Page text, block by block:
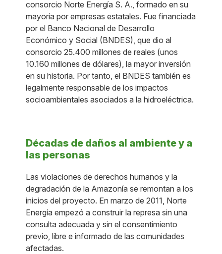
consorcio Norte Energía S. A., formado en su
mayoría por empresas estatales. Fue financiada
por el Banco Nacional de Desarrollo
Económico y Social (BNDES), que dio al
consorcio 25.400 millones de reales (unos
10.160 millones de dólares), la mayor inversión
en su historia. Por tanto, el BNDES también es
legalmente responsable de los impactos
socioambientales asociados a la hidroeléctrica.
Décadas de daños al ambiente y a
las personas
Las violaciones de derechos humanos y la
degradación de la Amazonía se remontan a los
inicios del proyecto. En marzo de 2011, Norte
Energía empezó a construir la represa sin una
consulta adecuada y sin el consentimiento
previo, libre e informado de las comunidades
afectadas.